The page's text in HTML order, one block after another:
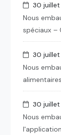
30
Nous
spéciaux –
30
Nous
30
Nous